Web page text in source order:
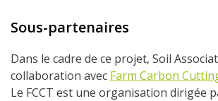
Sous-partenaires
Dans le cadre de ce projet, Soil
collaboration avec Farm Carbon
Le FCCT est une organisation dirigée